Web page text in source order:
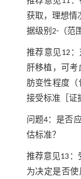
获取，理想情
据级别2-（范
推荐意见12：
肝移植，可考
肪变性程度（
接受标准［证
问题4：是否
估标准？
推荐意见13：
为决定是否